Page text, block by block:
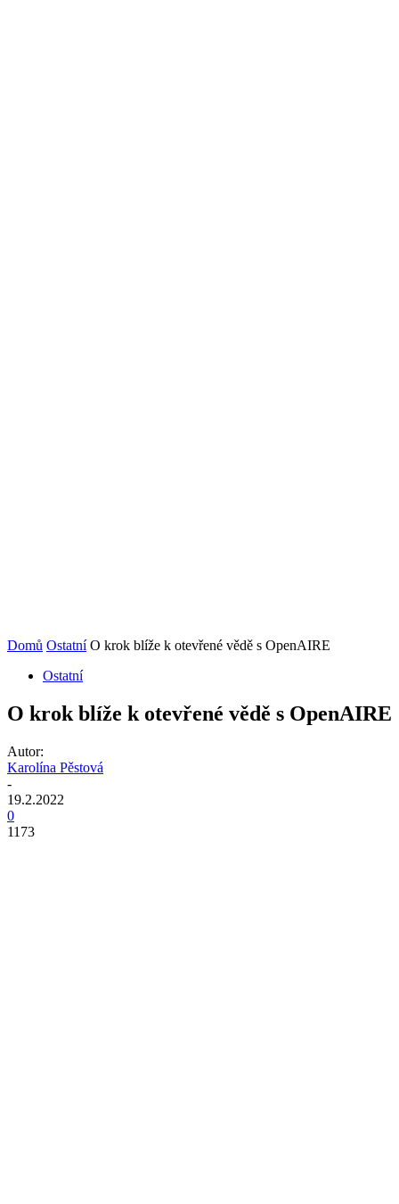
Domů Ostatní O krok blíže k otevřené vědě s OpenAIRE
Ostatní
O krok blíže k otevřené vědě s OpenAIRE
Autor:
Karolína Pěstová
-
19.2.2022
0
1173